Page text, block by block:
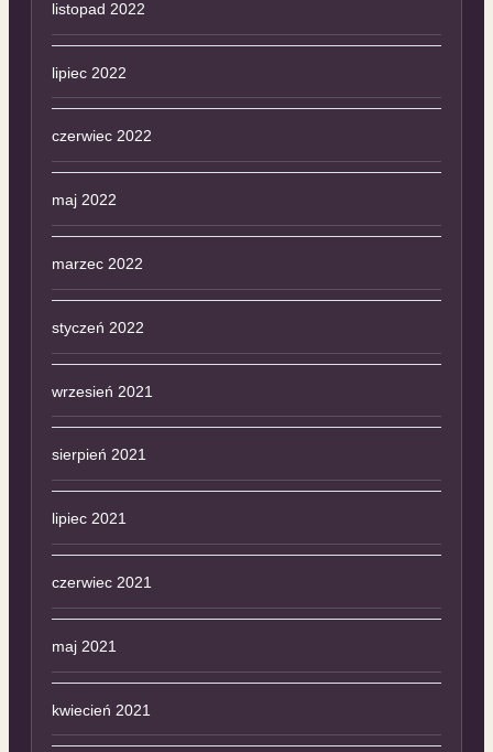
listopad 2022
lipiec 2022
czerwiec 2022
maj 2022
marzec 2022
styczeń 2022
wrzesień 2021
sierpień 2021
lipiec 2021
czerwiec 2021
maj 2021
kwiecień 2021